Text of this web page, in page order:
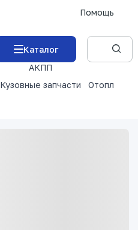
Помощь
Каталог
АКПП
Кузовные запчасти
Отопление